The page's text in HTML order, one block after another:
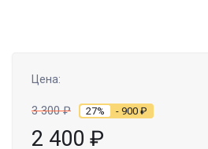
Цена:
3 300₽ 27% - 900 ₽
2 400 ₽